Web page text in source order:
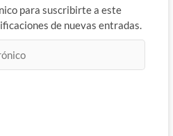
para suscribirte a este
de nuevas entradas.